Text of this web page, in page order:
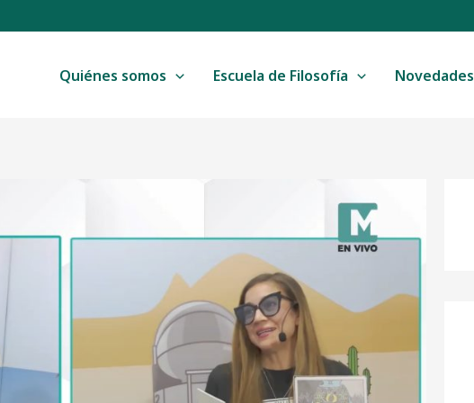
Quiénes somos Escuela de Filosofía Novedades